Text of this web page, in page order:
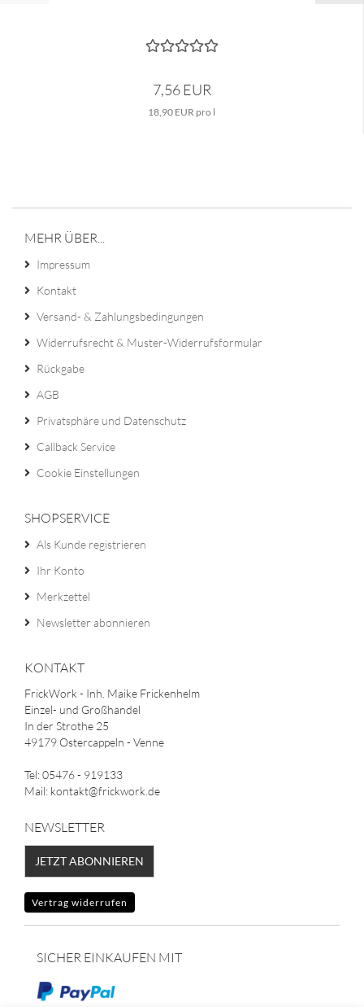
7,56 EUR
18,90 EUR pro l
MEHR ÜBER...
Impressum
Kontakt
Versand- & Zahlungsbedingungen
Widerrufsrecht & Muster-Widerrufsformular
Rückgabe
AGB
Privatsphäre und Datenschutz
Callback Service
Cookie Einstellungen
SHOPSERVICE
Als Kunde registrieren
Ihr Konto
Merkzettel
Newsletter abonnieren
KONTAKT
FrickWork - Inh. Maike Frickenhelm
Einzel- und Großhandel
In der Strothe 25
49179 Ostercappeln - Venne
Tel: 05476 - 919133
Mail: kontakt@frickwork.de
NEWSLETTER
JETZT ABONNIEREN
Vertrag widerrufen
SICHER EINKAUFEN MIT